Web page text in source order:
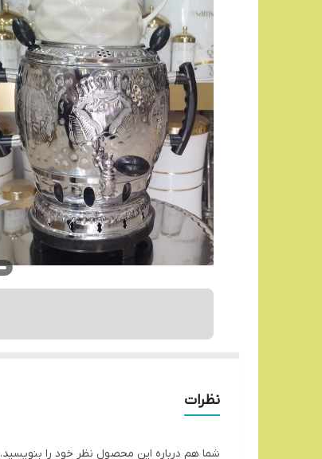
نظرات
شما هم درباره این محصول نظر خود را بنویسید.